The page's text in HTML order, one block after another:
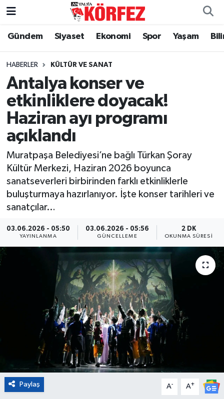
Gündem Siyaset Ekonomi Spor Yaşam
HABERLER KÜLTÜR VE SANAT
Antalya konser ve
etkinliklere doyacak!
Haziran ayı programı
açıklandı
Muratpaşa Belediyesi’ne bağlı Türkan Şoray
Kültür Merkezi, Haziran 2026 boyunca
sanatseverleri birbirinden farklı etkinliklerle
buluşturmaya hazırlanıyor. İşte konser tarihleri ve
sanatçılar…
03.06.2026 - 05:50
YAYINLANMA
03.06.2026 - 05:56
GÜNCELLEME
2 DK
OKUNMA SÜRESI
Paylaş A- A+
Gündem
Siyaset
Yerel Yönetim
Ekonomi
Spor
Yaşam
Asayiş
Magazin
Turizm
Çevre
Kültür ve Sanat
Sivil Toplum
Nöbetçi Eczaneler
Hava Durumu
Trafik Durumu
Süper Lig Puan Durumu ve Fikstür
Tüm Manşetler
Son Dakika Haberleri
Haber Arşivi